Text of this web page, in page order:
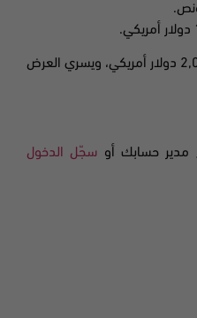
.
دولار أمريكي.
دولار أمريكي، ويسري العرض
حسابك أو سجّل الدخول